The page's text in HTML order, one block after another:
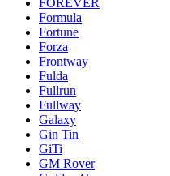
Formula
Fortune
Forza
Frontway
Fulda
Fullrun
Fullway
Galaxy
Gin Tin
GiTi
GM Rover